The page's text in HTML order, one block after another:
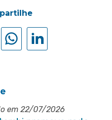
em 22/07/2026